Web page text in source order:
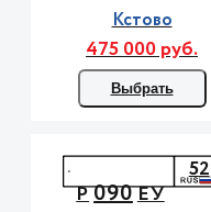
Кстово
475 000 руб.
Выбрать
Р090ЕУ
52